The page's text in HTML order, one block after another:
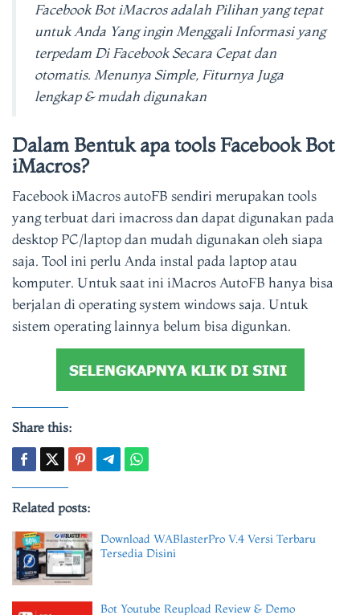
Facebook Bot iMacros adalah Pilihan yang tepat
untuk Anda Yang ingin Menggali Informasi yang
terpedam Di Facebook Secara Cepat dan
otomatis. Menunya Simple, Fiturnya Juga
lengkap & mudah digunakan
Dalam Bentuk apa tools Facebook Bot
iMacros?
Facebook iMacros autoFB sendiri merupakan tools
yang terbuat dari imacross dan dapat digunakan pada
desktop PC/laptop dan mudah digunakan oleh siapa
saja. Tool ini perlu Anda instal pada laptop atau
komputer. Untuk saat ini iMacros AutoFB hanya bisa
berjalan di operating system windows saja. Untuk
sistem operating lainnya belum bisa digunkan.
Share this:
Related posts:
Download WABlasterPro V.4 Versi Terbaru
Tersedia Disini
Bot Youtube Reupload Review & Demo